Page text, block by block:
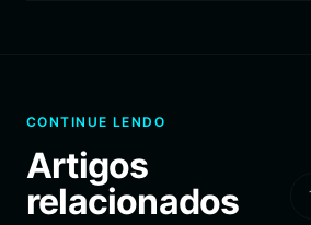
CONTINUE LENDO
Artigos
relacionados